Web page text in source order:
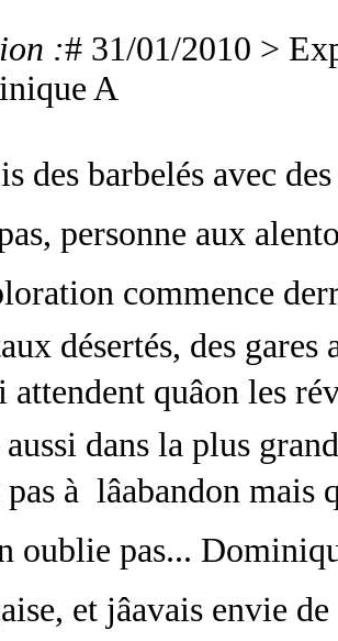
:# 31/01/2010 >
A
des barbelés avec
personne aux
commence
désertés, des
attendent quâon les
dans la plus
pas à lâabandon
oublie pas...
et jâavais envie de